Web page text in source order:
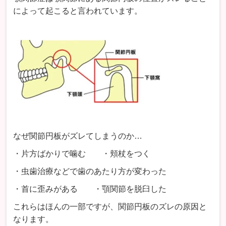
によって起こると言われています。
なぜ関節円板がズレてしまうのか…
・片方ばかりで噛む ・頬杖をつく
・虫歯治療などで歯のあたり方が変わった
・首に歪みがある ・顎関節を脱臼した
これらはほんの一部ですが、関節円板のズレの原因と
なります。